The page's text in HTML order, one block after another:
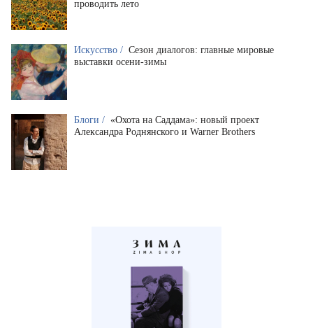
проводить лето
Искусство / Сезон диалогов: главные мировые
выставки осени-зимы
Блоги / «Охота на Саддама»: новый проект
Александра Роднянского и Warner Brothers